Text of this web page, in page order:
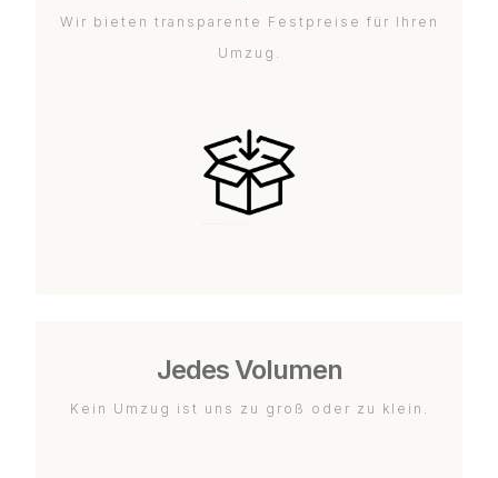
Wir bieten transparente Festpreise für Ihren
Umzug.
Jedes Volumen
Kein Umzug ist uns zu groß oder zu klein.